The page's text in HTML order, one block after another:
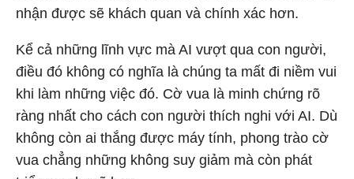
nhận được sẽ khách quan và chính xác hơn.
Kể cả những lĩnh vực mà AI vượt qua con người,
điều đó không có nghĩa là chúng ta mất đi niềm vui
khi làm những việc đó. Cờ vua là minh chứng rõ
ràng nhất cho cách con người thích nghi với AI. Dù
không còn ai thắng được máy tính, phong trào cờ
vua chẳng những không suy giảm mà còn phát